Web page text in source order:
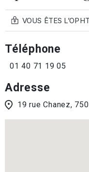
VOUS ÊTES
Téléphone
01 40 71 19 05
Adresse
19 rue Chanez,